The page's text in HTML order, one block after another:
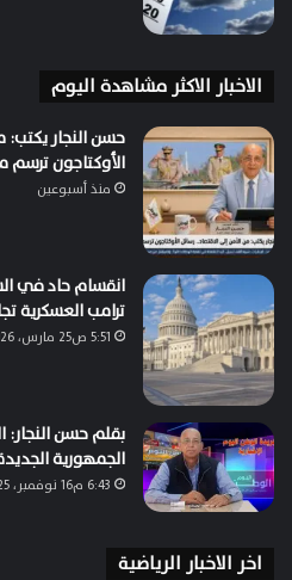
الاخبار الاكثر مشاهدة اليوم
حسن النجار يكتب:
الأوكتاجون
منذ أسبوعين
انقسام حاد في
ترامب العسكرية
5:51 ص25 مارس، 2026
بقلم حسن النجار:
الجمهورية
6:43 م16 نوفمبر، 2025
اخر الاخبار الرياضية